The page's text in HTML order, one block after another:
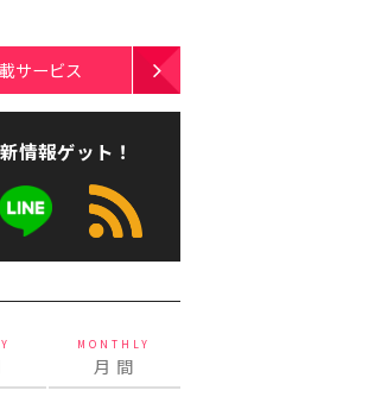
サービス
情報ゲット！
MONTHLY
月 間